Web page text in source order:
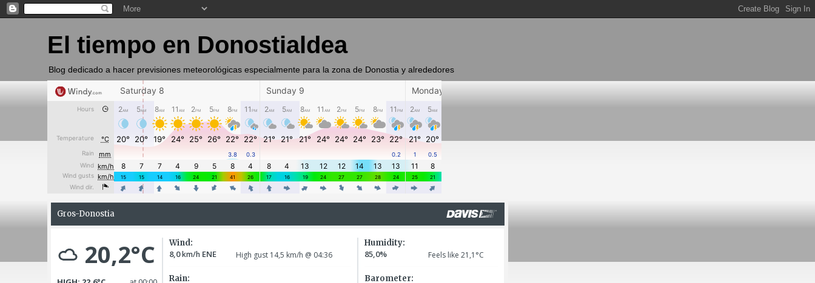
El tiempo en Donostialdea
Blog dedicado a hacer previsiones meteorológicas especialmente para la zona de Donostia y alrededores